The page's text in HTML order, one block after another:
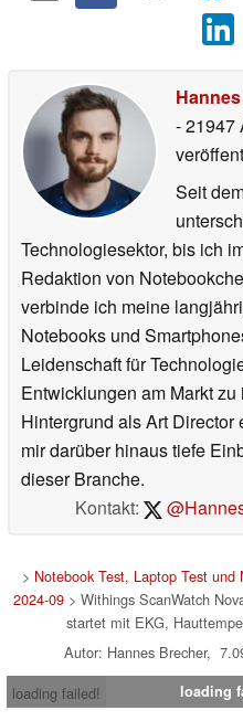
- 21947
Seit
Technologiesektor, bis ich
Redaktion von
verbinde ich meine
Notebooks und
Leidenschaft für
Entwicklungen am Markt
Hintergrund als Art
mir darüber hinaus tiefe
dieser Branche.
Kontakt:
> Notebook Test, Laptop Test und
2024-09 > Withings ScanWatch
startet mit EKG,
Autor: Hannes Brecher,
loading failed!
loading